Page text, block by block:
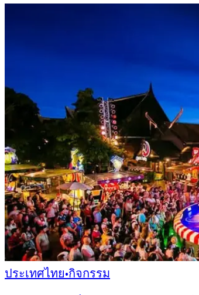
ประเทศไทย•กิจกรรม